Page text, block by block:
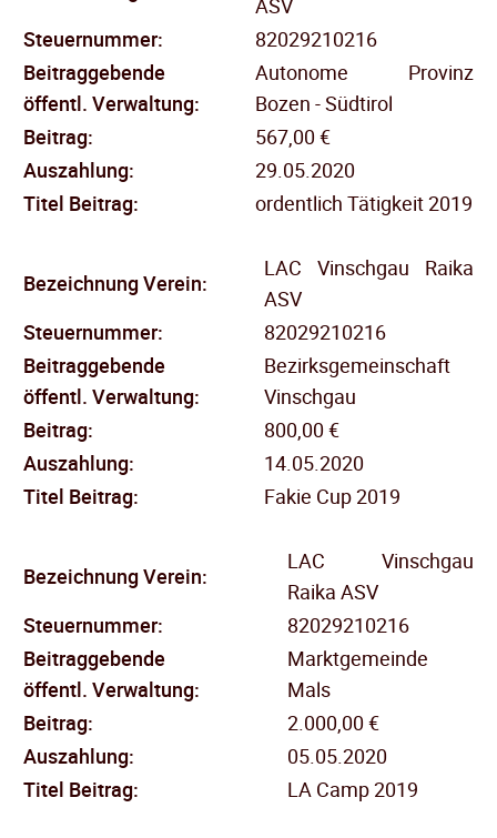
Steuernummer:
82029210216
Beitraggebende
öffentl. Verwaltung:
Autonome Provinz
Bozen - Südtirol
Beitrag:
567,00 €
Auszahlung:
29.05.2020
Titel Beitrag:
ordentlich Tätigkeit 2019
Bezeichnung Verein:
LAC Vinschgau Raika
ASV
Steuernummer:
82029210216
Beitraggebende
öffentl. Verwaltung:
Bezirksgemeinschaft
Vinschgau
Beitrag:
800,00 €
Auszahlung:
14.05.2020
Titel Beitrag:
Fakie Cup 2019
Bezeichnung Verein:
LAC Vinschgau
Raika ASV
Steuernummer:
82029210216
Beitraggebende
öffentl. Verwaltung:
Marktgemeinde
Mals
Beitrag:
2.000,00 €
Auszahlung:
05.05.2020
Titel Beitrag:
LA Camp 2019